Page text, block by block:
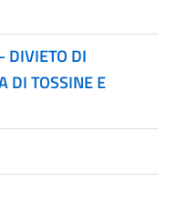
DIVIETO DI
DI TOSSINE E